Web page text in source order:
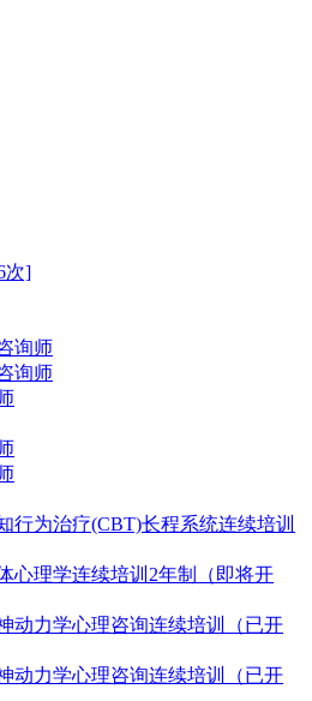
次]
询师
询师
行为治疗(CBT)长程系统连续培训
心理学连续培训2年制（即将开
动力学心理咨询连续培训（已开
动力学心理咨询连续培训（已开